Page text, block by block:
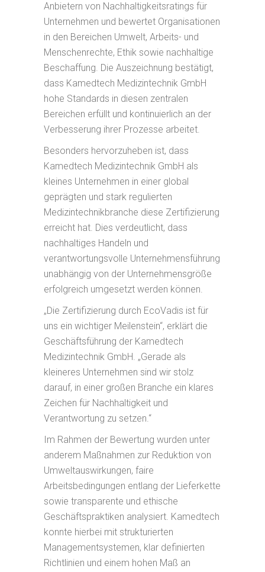
Anbietern von Nachhaltigkeitsratings für
Unternehmen und bewertet Organisationen
in den Bereichen Umwelt, Arbeits- und
Menschenrechte, Ethik sowie nachhaltige
Beschaffung. Die Auszeichnung bestätigt,
dass Kamedtech Medizintechnik GmbH
hohe Standards in diesen zentralen
Bereichen erfüllt und kontinuierlich an der
Verbesserung ihrer Prozesse arbeitet.
Besonders hervorzuheben ist, dass
Kamedtech Medizintechnik GmbH als
kleines Unternehmen in einer global
geprägten und stark regulierten
Medizintechnikbranche diese Zertifizierung
erreicht hat. Dies verdeutlicht, dass
nachhaltiges Handeln und
verantwortungsvolle Unternehmensführung
unabhängig von der Unternehmensgröße
erfolgreich umgesetzt werden können.
„Die Zertifizierung durch EcoVadis ist für
uns ein wichtiger Meilenstein“, erklärt die
Geschäftsführung der Kamedtech
Medizintechnik GmbH. „Gerade als
kleineres Unternehmen sind wir stolz
darauf, in einer großen Branche ein klares
Zeichen für Nachhaltigkeit und
Verantwortung zu setzen.“
Im Rahmen der Bewertung wurden unter
anderem Maßnahmen zur Reduktion von
Umweltauswirkungen, faire
Arbeitsbedingungen entlang der Lieferkette
sowie transparente und ethische
Geschäftspraktiken analysiert. Kamedtech
konnte hierbei mit strukturierten
Managementsystemen, klar definierten
Richtlinien und einem hohen Maß an